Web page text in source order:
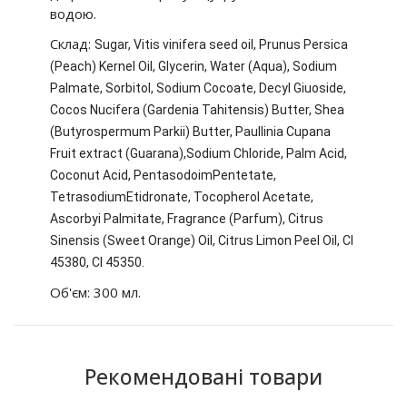
водою.
Склад: Sugar, Vitis vinifera seed oil, Prunus Persica
(Peach) Kernel Oil, Glycerin, Water (Aqua), Sodium
Palmate, Sorbitol, Sodium Cocoate, Decyl Giuoside,
Cocos Nucifera (Gardenia Tahitensis) Butter, Shea
(Butyrospermum Parkii) Butter, Paullinia Cupana
Fruit extract (Guarana),Sodium Chloride, Palm Acid,
Coconut Acid, PentasodoimPentetate,
TetrasodiumEtidronate, Tocopherol Acetate,
Ascorbyi Palmitate, Fragrance (Parfum), Citrus
Sinensis (Sweet Orange) Oil, Citrus Limon Peel Oil, Cl
45380, Cl 45350.
Об'єм: 300 мл.
Рекомендовані товари